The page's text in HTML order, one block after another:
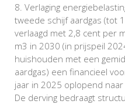
Verlaging
tweede schijf aardgas (tot
verlaagd met 2,8 cent per
m3 in 2030 (in prijspeil
huishouden met een
aardgas) een financieel
jaar in 2025 oplopend
De derving bedraagt